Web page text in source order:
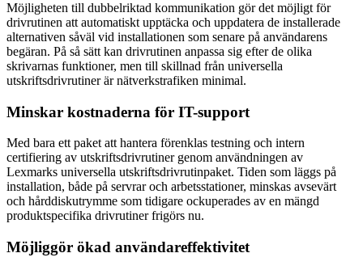
Möjligheten till dubbelriktad kommunikation gör det möjligt för
drivrutinen att automatiskt upptäcka och uppdatera de installerade
alternativen såväl vid installationen som senare på användarens
begäran. På så sätt kan drivrutinen anpassa sig efter de olika
skrivarnas funktioner, men till skillnad från universella
utskriftsdrivrutiner är nätverkstrafiken minimal.
Minskar kostnaderna för IT-support
Med bara ett paket att hantera förenklas testning och intern
certifiering av utskriftsdrivrutiner genom användningen av
Lexmarks universella utskriftsdrivrutinpaket. Tiden som läggs på
installation, både på servrar och arbetsstationer, minskas avsevärt
och hårddiskutrymme som tidigare ockuperades av en mängd
produktspecifika drivrutiner frigörs nu.
Möjliggör ökad användareffektivitet